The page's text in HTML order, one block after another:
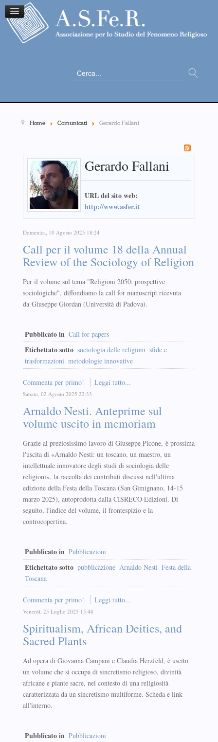
Cerca...
Home Comunicati Gerardo Fallani
Gerardo Fallani
URL del sito web:
http://www.asfer.it
Domenica, 10 Agosto 2025 18:24
Call per il volume 18 della Annual
Review of the Sociology of Religion
Per il volume sul tema "Religioni 2050: prospettive
sociologiche", diffondiamo la call for manuscript ricevuta
da Giuseppe Giordan (Università di Padova).
Pubblicato in Call for papers
Etichettato sotto sociologia delle religioni sfide e
trasformazioni metodologie innovative
Commenta per primo! Leggi tutto...
Sabato, 02 Agosto 2025 22:33
Arnaldo Nesti. Anteprime sul
volume uscito in memoriam
Grazie al preziosissimo lavoro di Giuseppe Picone, è prossima
l'uscita di «Arnaldo Nesti: un toscano, un maestro, un
intellettuale innovatore degli studi di sociologia delle
religioni», la raccolta dei contributi discussi nell'ultima
edizione della Festa della Toscana (San Gimignano, 14-15
marzo 2025), autoprodotta dalla CISRECO Edizioni. Di
seguito, l'indice del volume, il frontespizio e la
controcopertina.
Pubblicato in Pubblicazioni
Etichettato sotto pubblicazione Arnaldo Nesti Festa della
Toscana
Commenta per primo! Leggi tutto...
Venerdì, 25 Luglio 2025 15:48
Spiritualism, African Deities, and
Sacred Plants
Ad opera di Giovanna Campani e Claudia Herzfeld, è uscito
un volume che si occupa di sincretismo religioso, divinità
africane e piante sacre, nel contesto di una religiosità
caratterizzata da un sincretismo multiforme. Scheda e link
all'interno.
Pubblicato in Pubblicazioni